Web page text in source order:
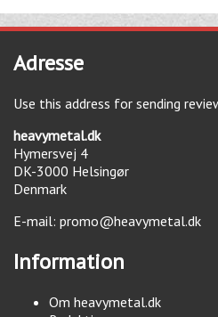
Adresse
Use this address for sending
heavymetal.dk
Hymersvej 4
DK-3000 Helsingør
Denmark
E-mail: promo@heavymetal.dk
Information
Om heavymetal.dk